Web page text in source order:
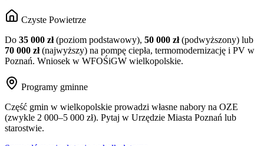
Czyste Powietrze
Do 35 000 zł(poziom podstawowy), 50 000 zł(podwyższony) lub
70 000 zł(najwyższy) na pompę ciepła, termomodernizację i PV w
Poznań. Wniosek w WFOŚiGW wielkopolskie.
Programy gminne
Część gmin w wielkopolskie prowadzi własne nabory na OZE
(zwykle 2 000–5 000 zł). Pytaj w Urzędzie Miasta Poznań lub
starostwie.